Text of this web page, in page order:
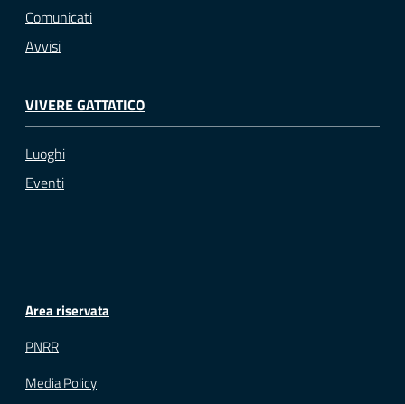
Comunicati
Avvisi
VIVERE GATTATICO
Luoghi
Eventi
Area riservata
PNRR
Media Policy